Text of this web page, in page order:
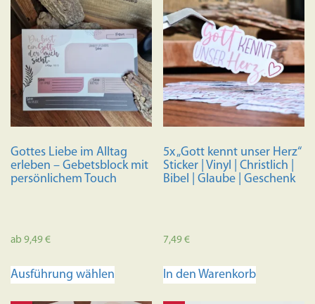
Gottes Liebe im Alltag
erleben – Gebetsblock mit
persönlichem Touch
ab 9,49€
Ausführung wählen
5x „Gott kennt unser Herz“
Sticker | Vinyl | Christlich |
Bibel | Glaube | Geschenk
7,49€
In den Warenkorb